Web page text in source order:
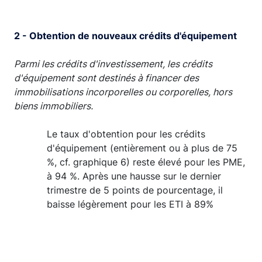
2 - Obtention de nouveaux crédits d'équipement
Parmi les crédits d'investissement, les crédits
d'équipement sont destinés à financer des
immobilisations incorporelles ou corporelles, hors
biens immobiliers.
Le taux d'obtention pour les crédits
d'équipement (entièrement ou à plus de 75
%, cf. graphique 6) reste élevé pour les PME,
à 94 %. Après une hausse sur le dernier
trimestre de 5 points de pourcentage, il
baisse légèrement pour les ETI à 89%